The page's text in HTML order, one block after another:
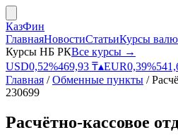
КазФин
ГлавнаяНовостиСтатьиКурсы
Курсы НБ РКВсе курсы →
USD0,52%469,93 ₸▴EUR0,39%
Главная /Обменные пункты /
230699
Расчётно-кассовое